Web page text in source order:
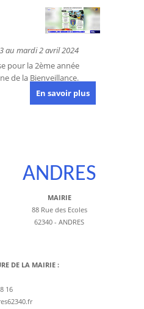
au mardi 2 avril 2024
pour la 2ème année
de la Bienveillance.
En savoir plus
ANDRES
MAIRIE
88 Rue des Ecoles
62340 - ANDRES
DE LA MAIRIE :
16